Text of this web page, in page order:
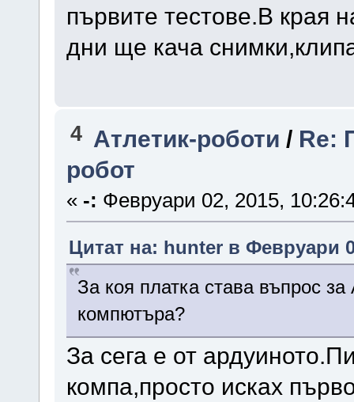
първите тестове.В края
дни ще кача
4 Атлетик-роботи / Re:
робот
« -: Февруари 02, 2015,
Цитат на: hunter в Февруари
За коя платка става въпрос
компютъра?
За сега е от
компа,просто исках